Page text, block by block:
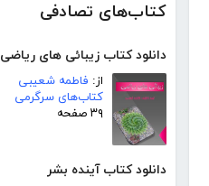
کتاب‌های تصادفی
دانلود کتاب زیبائی های ریاضی
از: فاطمه شعیبی
کتاب‌های سرگرمی
۳۹ صفحه
دانلود کتاب آینده بشر